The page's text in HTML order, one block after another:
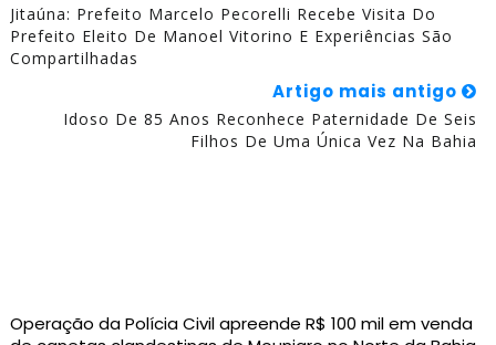
Jitaúna: Prefeito Marcelo Pecorelli Recebe Visita Do
Prefeito Eleito De Manoel Vitorino E Experiências São
Compartilhadas
Artigo mais antigo
Idoso De 85 Anos Reconhece Paternidade De Seis
Filhos De Uma Única Vez Na Bahia
Operação da Polícia Civil apreende R$ 100 mil em venda